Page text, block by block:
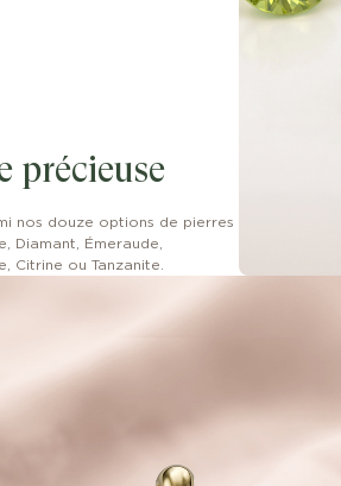
précieuse
nos douze options de pierres
Diamant, Émeraude,
Citrine ou Tanzanite.